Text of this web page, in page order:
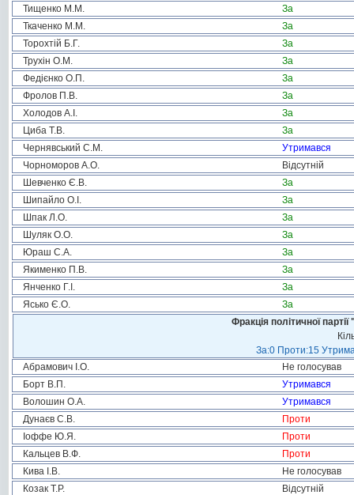
Тищенко М.М.
За
Ткаченко М.М.
За
Торохтій Б.Г.
За
Трухін О.М.
За
Федієнко О.П.
За
Фролов П.В.
За
Холодов А.І.
За
Циба Т.В.
За
Чернявський С.М.
Утримався
Чорноморов А.О.
Відсутній
Шевченко Є.В.
За
Шипайло О.І.
За
Шпак Л.О.
За
Шуляк О.О.
За
Юраш С.А.
За
Якименко П.В.
За
Янченко Г.І.
За
Ясько Є.О.
За
Фракція політичної
За:0 Проти:15
Абрамович І.О.
Не голосував
Борт В.П.
Утримався
Волошин О.А.
Утримався
Дунаєв С.В.
Проти
Іоффе Ю.Я.
Проти
Кальцев В.Ф.
Проти
Кива І.В.
Не голосував
Козак Т.Р.
Відсутній